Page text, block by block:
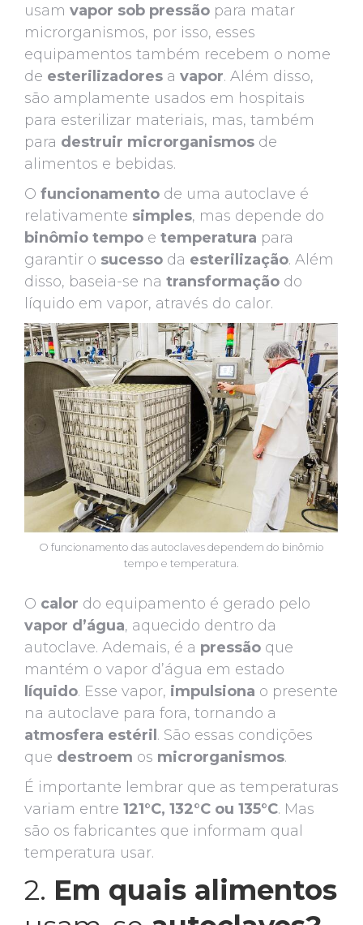
usam vapor sob pressão para matar
microrganismos, por isso, esses
equipamentos também recebem o nome
de esterilizadores a vapor. Além disso,
são amplamente usados em hospitais
para esterilizar materiais, mas, também
para destruir microrganismos de
alimentos e bebidas.
O funcionamento de uma autoclave é
relativamente simples, mas depende do
binômio tempo e temperatura para
garantir o sucesso da esterilização. Além
disso, baseia-se na transformação do
líquido em vapor, através do calor.
O funcionamento das autoclaves dependem do binômio
tempo e temperatura.
O calor do equipamento é gerado pelo
vapor d’água, aquecido dentro da
autoclave. Ademais, é a pressão que
mantém o vapor d’água em estado
líquido. Esse vapor, impulsiona o presente
na autoclave para fora, tornando a
atmosfera estéril . São essas condições
que destroem os microrganismos.
É importante lembrar que as temperaturas
variam entre 121°C, 132°C ou 135°C. Mas
são os fabricantes que informam qual
temperatura usar.
2. Em quais alimentos